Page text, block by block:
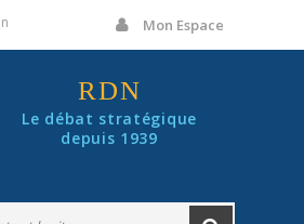
Mon Espace
RDN
Le débat stratégique
depuis 1939